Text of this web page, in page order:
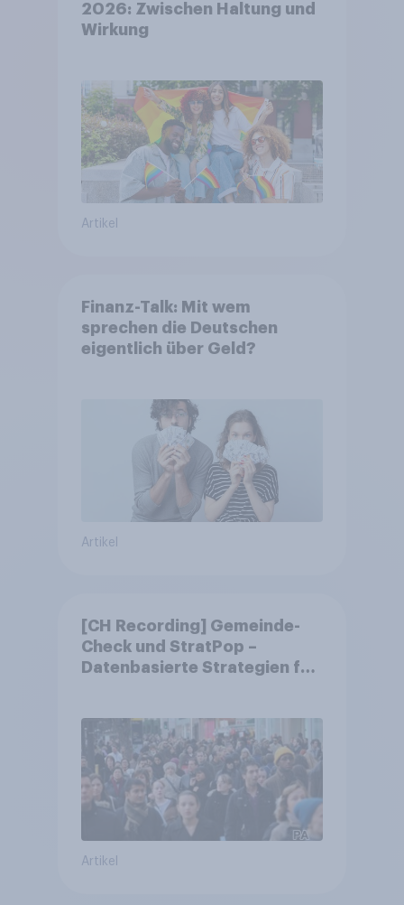
2026: Zwischen Haltung und
Wirkung
Artikel
Finanz-Talk: Mit wem
sprechen die Deutschen
eigentlich über Geld?
Artikel
[CH Recording] Gemeinde-
Check und StratPop –
Datenbasierte Strategien für
Artikel